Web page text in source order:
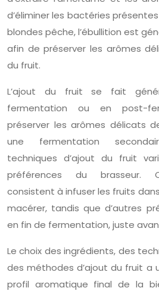
d’éliminer les bactéries
blondes pêche, l’ébullition est
afin de préserver les arômes
du fruit.
L’ajout du fruit se fait
fermentation ou en post-
préserver les arômes délicats
une fermentation
techniques d’ajout du fruit
préférences du brasseur.
consistent à infuser les fruits
macérer, tandis que d’autres
en fin de fermentation, juste
Le choix des ingrédients, des
des méthodes d’ajout du fruit a
profil aromatique final de la